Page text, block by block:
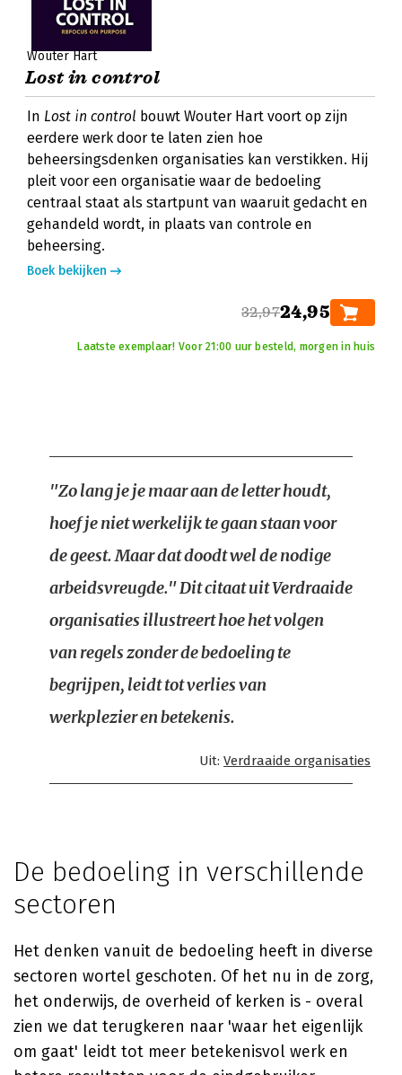
Wouter Hart
Lost in control
In Lost in control bouwt Wouter Hart voort op zijn
eerdere werk door te laten zien hoe
beheersingsdenken organisaties kan verstikken. Hij
pleit voor een organisatie waar de bedoeling
centraal staat als startpunt van waaruit gedacht en
gehandeld wordt, in plaats van controle en
beheersing.
Boek bekijken
32,9724,95
Laatste exemplaar! Voor 21:00 uur besteld, morgen in huis
"Zo lang je je maar aan de letter houdt,
hoef je niet werkelijk te gaan staan voor
de geest. Maar dat doodt wel de nodige
arbeidsvreugde." Dit citaat uit Verdraaide
organisaties illustreert hoe het volgen
van regels zonder de bedoeling te
begrijpen, leidt tot verlies van
werkplezier en betekenis.
Uit: Verdraaide organisaties
De bedoeling in verschillende
sectoren
Het denken vanuit de bedoeling heeft in diverse
sectoren wortel geschoten. Of het nu in de zorg,
het onderwijs, de overheid of kerken is - overal
zien we dat terugkeren naar 'waar het eigenlijk
om gaat' leidt tot meer betekenisvol werk en